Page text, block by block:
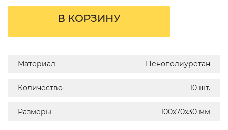
В КОРЗИНУ
Материал Пенополиуретан
Количество 10 шт.
Размеры 100х70х30 мм